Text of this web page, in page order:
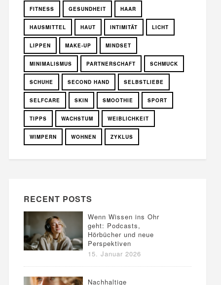
FITNESS GESUNDHEIT HAAR
HAUSMITTEL HAUT INTIMITÄT LICHT
LIPPEN MAKE-UP MINDSET
MINIMALISMUS PARTNERSCHAFT SCHMUCK
SCHUHE SECOND HAND SELBSTLIEBE
SELFCARE SKIN SMOOTHIE SPORT
TIPPS WACHSTUM WEIBLICHKEIT
WIMPERN WOHNEN ZYKLUS
RECENT POSTS
Wenn Wissen ins Ohr
geht: Podcasts,
Hörbücher und neue
Perspektiven
15. Januar 2026
Nachhaltige